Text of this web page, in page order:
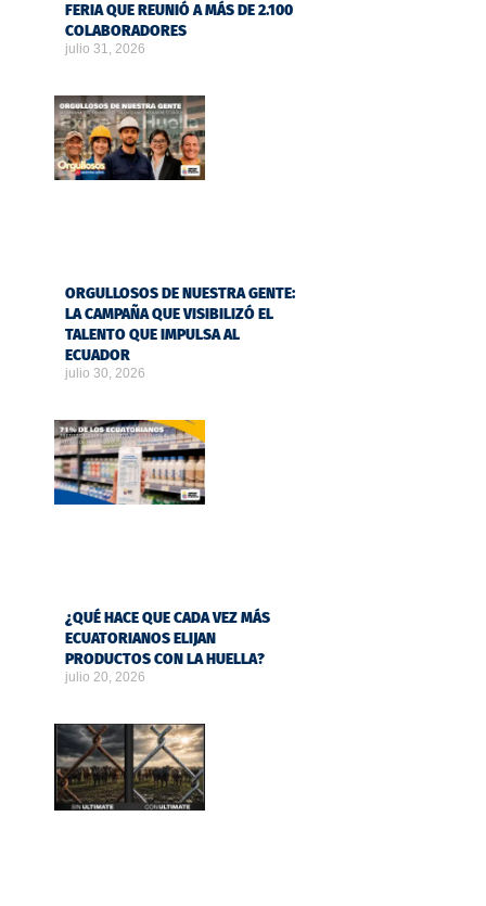
FERIA QUE REUNIÓ A MÁS DE 2.100
COLABORADORES
julio 31, 2026
ORGULLOSOS DE NUESTRA GENTE:
LA CAMPAÑA QUE VISIBILIZÓ EL
TALENTO QUE IMPULSA AL
ECUADOR
julio 30, 2026
¿QUÉ HACE QUE CADA VEZ MÁS
ECUATORIANOS ELIJAN
PRODUCTOS CON LA HUELLA?
julio 20, 2026